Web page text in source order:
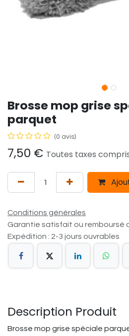
Brosse mop grise
parquet
(0 avis)
7,50 € Toutes taxes
Conditions générales
Garantie satisfait ou remboursé
Expédition : 2-3 jours ouvrables
Description Produit
Brosse mop grise spéciale